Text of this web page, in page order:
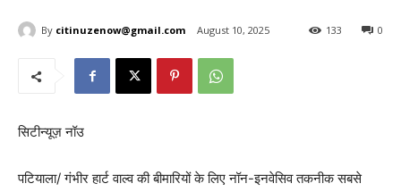
By citinuzenow@gmail.com August 10, 2025 0
133
सिटीन्यूज़ नॉउ
पटियाला/ गंभीर हार्ट वाल्व की बीमारियों के लिए नॉन-इनवेसिव तकनीक सबसे